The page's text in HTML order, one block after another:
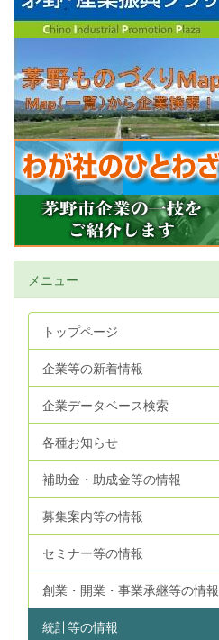
メニュー
トップページ
企業等の新着情報
企業データベース検索
各種お知らせ
補助金・助成金等の情報
募集案内等の情報
セミナー等の情報
創業・開業・事業承継等の情報
統計等の情報